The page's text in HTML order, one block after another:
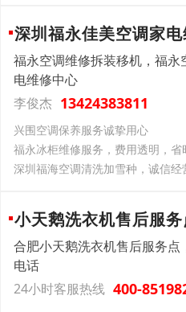
深圳福永佳美空调家
福永空调维修拆装移机，福
电维修中心
李俊杰 13424383811
兴围空调保养服务诚挚用心
福永冰柜维修服务，费用透明，省
深圳福海空调清洗加雪种，诚信经
小天鹅洗衣机售后服
合肥小天鹅洗衣机售后服务
电话
24小时客服热线 400-